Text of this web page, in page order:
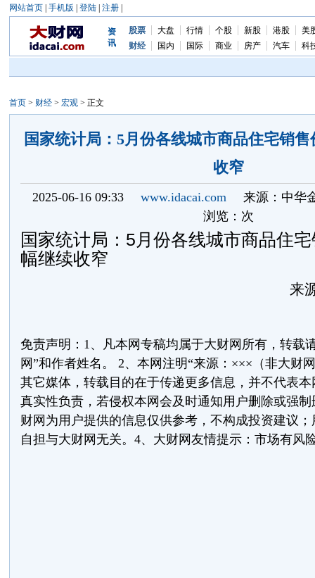
网站首页| 手机版 登陆| 注册|
资
讯
股票 大盘 行情 个股 新股 港股
美
财经
国内 国际 商业 房产 汽车 科
首页> 财经> 宏观> 正文
国家统计局：5月份各线城市商品住宅销
收窄
2025-06-16 09:33 www.idacai.com
来源：中华
浏览： 次
国家统计局：5月份各线城市商品住
幅继续收窄
来
免责声明：1、凡本网专稿均属于大财网所有，转载
网”和作者姓名。 2、本网注明“来源：×××（非大财
其它媒体，转载目的在于传递更多信息，并不代表
真实性负责，若侵权本网会及时通知用户删除或强
财网为用户提供的信息仅供参考，不构成投资建议
自担与大财网无关。4、大财网友情提示：市场有风